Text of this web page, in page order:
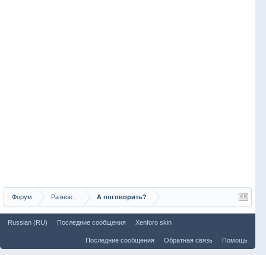
Форум Разное... А поговорить?
Russian (RU) Последние сообщения Xenforo skin
Последние сообщения Обратная связь Помощь